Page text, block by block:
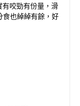
有咬勁有份量，滑
食也綽綽有餘，好